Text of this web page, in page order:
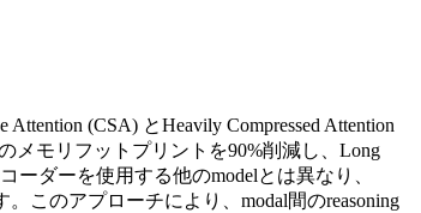
Attention (CSA) とHeavily Compressed Attention
メモリフットプリントを90%削減し、Long
ーダーを使用する他のmodelとは異なり、
このアプローチにより、modal間のreasoning